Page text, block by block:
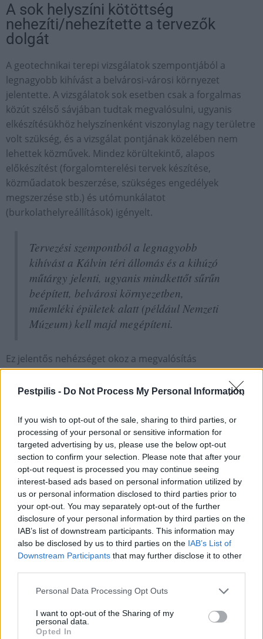
Pestpilis - Do Not Process My Personal Information
If you wish to opt-out of the sale, sharing to third parties, or
processing of your personal or sensitive information for
targeted advertising by us, please use the below opt-out
section to confirm your selection. Please note that after your
opt-out request is processed you may continue seeing
interest-based ads based on personal information utilized by
us or personal information disclosed to third parties prior to
your opt-out. You may separately opt-out of the further
disclosure of your personal information by third parties on the
IAB’s list of downstream participants. This information may
also be disclosed by us to third parties on the IAB’s List of
Downstream Participants that may further disclose it to other
Personal Data Processing Opt Outs
I want to opt-out of the Sharing of my
personal data.
Opted In
A sok helyszíni kötöttség
nehezíti/nehezítette a tervezők
dolgát
A geotechnikai terepi vizsgálatok szempontjából a
legnagyobb kihívást a belvárosi-városi környezet
jelentette. A vizsgálatok sok esetben csak a forgalmas
közút szélső sávjában tudtak megvalósulni, ugyanis
elkészítésükhöz helyszínenként viszonylag nagy területre
volt szükség, és a vizsgálat pontjának közelében nem
lehettek közművek. Mindez körültekintő, alapos
előkészítést (forgalomterelési tervek készítése,
közműadatok beszerzése, szükséges engedélyek
megszerzése stb.) és utómunkálatot
(burkolathelyreállítások) igényelt.
Tervezési szempontból a legnagyobb
kihívást a Kálvin téri állomás és a kihúzó
műtárgy jelenti, ugyanis mindkettőt sűrűn
beépített, belvárosi környezetben,
műemléki épületek alatt (például Nemzeti
Múzeum) kell majd megépíteni.
Ez jelentős nehézséget okoz a megvalósítás
szempontjából, mivel minimális felvonulási terület
biztosítható a munkaterület és a kiszolgálást biztosító
keretében épülő alagúttal, amilyen például az M85-ös
alagútja.
További próbatételt jelent, hogy a Kálvin téri
megkötik a meglévő műtárgyak, a kötelező utasforgalmi
kapcsolatok és a felszíni kijáratok elhelyezhetősége,